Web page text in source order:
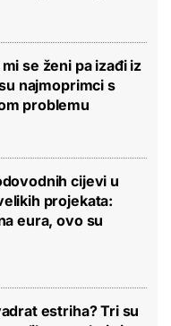
se ženi pa izađi iz
najmoprimci s
problemu
cijevi u
projekata:
eura, ovo su
estriha? Tri su